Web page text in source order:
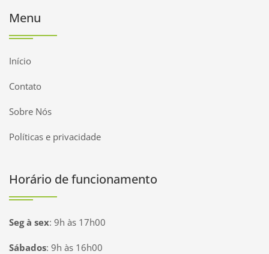
Menu
Início
Contato
Sobre Nós
Políticas e privacidade
Horário de funcionamento
Seg à sex: 9h às 17h00
Sábados: 9h às 16h00